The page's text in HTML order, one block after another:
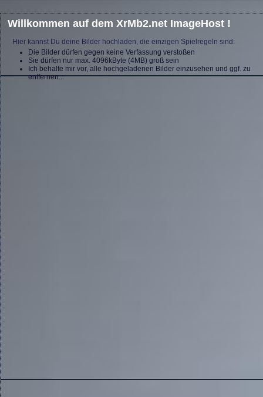
Willkommen auf dem XrMb2.net ImageHost !
Hier kannst Du deine Bilder hochladen, die einzigen Spielregeln sind:
Die Bilder dürfen gegen keine Verfassung verstoßen
Sie dürfen nur max. 4096kByte (4MB) groß sein
Ich behalte mir vor, alle hochgeladenen Bilder einzusehen und ggf. zu
entfernen...